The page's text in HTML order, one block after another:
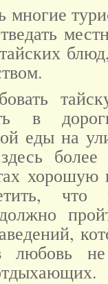
многие
в
еды на
что
любовь не